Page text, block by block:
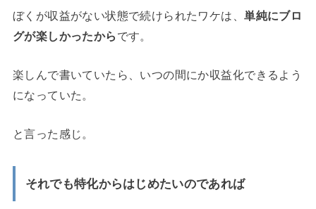
ぼくが収益がない状態で続けられたワケは、単純にブロ
グが楽しかったから です。
楽しんで書いていたら、いつの間にか収益化できるよう
になっていた。
と言った感じ。
それでも特化からはじめたいのであれば